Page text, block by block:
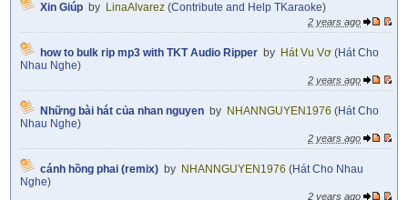
Xin Giúp by LinaAlvarez (Contribute and Help TKaraoke)
2 years ago
how to bulk rip mp3 with TKT Audio Ripper by Hát Vu Vơ (Hát Cho
Nhau Nghe)
2 years ago
Những bài hát của nhan nguyen by NHANNGUYEN1976 (Hát Cho
Nhau Nghe)
2 years ago
cánh hồng phai (remix) by NHANNGUYEN1976 (Hát Cho Nhau
Nghe)
2 years ago